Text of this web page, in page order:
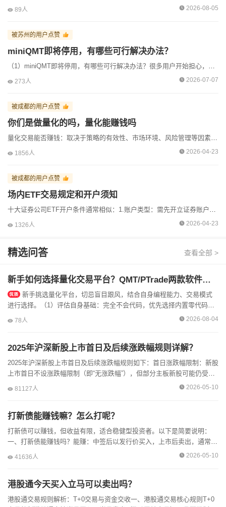
小鹿量化经理收到了来自[福州]用户的【在线咨询】
小鹿量化经理收到了来自[广州]用户的【微信咨询】
小鹿量化经理收到了来自[长沙]用户的【预约咨询】
小鹿量化经理收到了来自[杭州]用户的【微信咨询】
89人 2026-08-05
被苏州的用户点赞
miniQMT即将停用，有哪些可行解决办法？
（1）miniQMT即将停用，有哪些可行解决办法？很多用户开始担心，自己习惯的交易方式是否受到影响。其实可以尝试转向其他功能相似的平台，比如支持更灵活策略执行的量化工具，提前做好过渡准备。（2）...
273人 2026-07-07
被成都的用户点赞
你们是做量化的吗，量化能赚钱吗
量化交易能否赚钱：取决于策略的有效性、市场环境、风险管理等因素。合理的量化策略在合适的市场条件下可以盈利，但并非稳赚不赔，需谨慎对待。量化交易开户首选，QMT/ptrade低佣金优惠，...
1856人 2026-04-23
被成都的用户点赞
场内ETF交易规定和开户须知
十大证券公司ETF开户条件通常相似：1.账户类型：需先开立证券账户。2.资金要求：一般无最低资金要求，但交易需有资金。3.交易经验：需有股票交易经验，部分公司可能要求6个月以上。4.风...
1326人 2026-04-23
精选问答 查看全部 >
新手如何选择量化交易平台？QMT/PTrade两款软件该怎么挑选？
进行选择。（1）评估自身基础：完全不会代码，优先选择内置零代码工
具的平台；具备Python基础，想要自主开发策略，可以选择自由度更高的
78人 2026-08-04
2025年沪深新股上市首日及后续涨跌幅规则详解？
2025年沪深新股上市首日及后续涨跌幅规则如下：首日涨跌幅限制：新股
上市首日不设涨跌幅限制（即“无涨跌幅”），但部分主板新股可能仍受
“30%”或“10%”限制，具体以交易所规定为准。次...
81127人 2026-05-10
打新债能赚钱嘛？怎么打呢？
打新债可以赚钱，但收益有限，适合稳健型投资者。以下是简要说明：
一、打新债能赚钱吗？能赚：中签后以发行价买入，上市后卖出，通常有
10-30元的收益（视市场而定）。风险低：只需缴纳认购资金...
41636人 2026-05-10
港股通今天买入立马可以卖出吗？
港股通交易规则解析：T+0交易与资金交收一、港股通交易核心规则T+0